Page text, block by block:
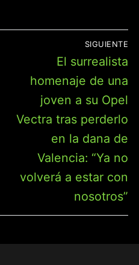
SIGUIENTE
Entrada
siguiente:
El surrealista
homenaje de una
joven a su Opel
Vectra tras perderlo
en la dana de
Valencia: “Ya no
volverá a estar con
nosotros”